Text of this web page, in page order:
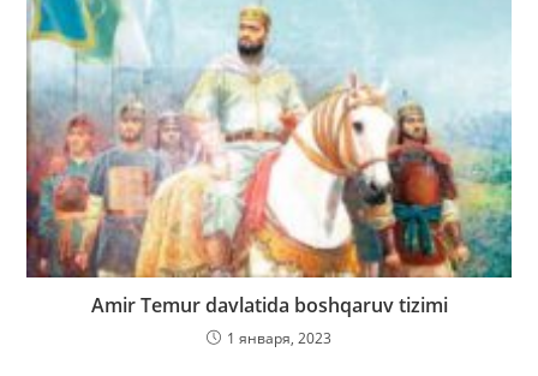
Amir Temur davlatida boshqaruv tizimi
1 января, 2023